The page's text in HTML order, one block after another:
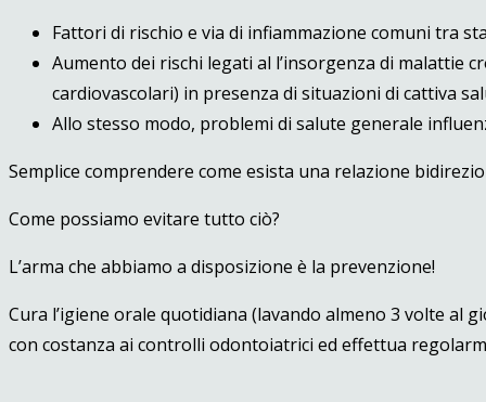
Fattori di rischio e via di infiammazione comuni tra
Aumento dei rischi legati al l’insorgenza di malattie
cardiovascolari) in presenza di situazioni di cattiva
Allo stesso modo, problemi di salute generale
Semplice comprendere come esista una relazione
Come possiamo evitare tutto ciò?
L’arma che abbiamo a disposizione è la prevenzione!
Cura l’igiene orale quotidiana (lavando almeno 3 volte al
con costanza ai controlli odontoiatrici ed effettua